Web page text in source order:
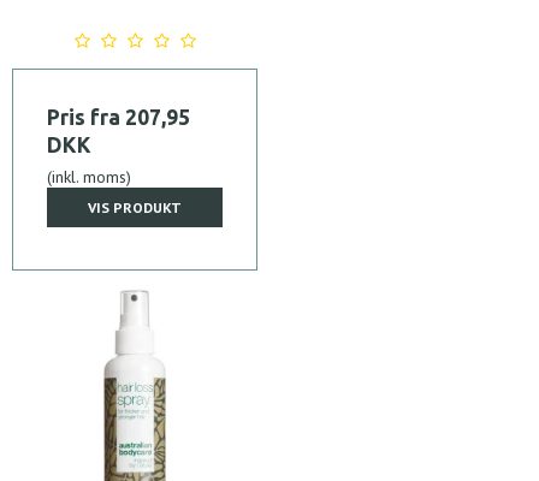
Pris fra 207,95
DKK
(inkl. moms)
VIS PRODUKT